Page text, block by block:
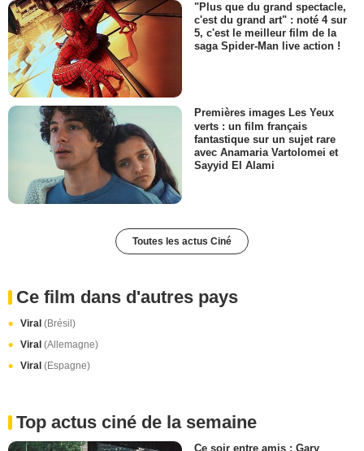
"Plus que du grand spectacle,
c'est du grand art" : noté 4 sur
5, c'est le meilleur film de la
saga Spider-Man live action !
Premières images Les Yeux
verts : un film français
fantastique sur un sujet rare
avec Anamaria Vartolomei et
Sayyid El Alami
Toutes les actus Ciné
Ce film dans d'autres pays
Viral (Brésil)
Viral (Allemagne)
Viral (Espagne)
Top actus ciné de la semaine
Ce soir entre amis : Gary